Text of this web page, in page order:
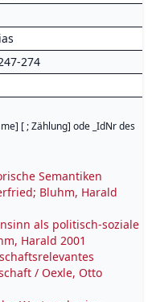
274
[ ; Zählung] ode _IdNr des
Semantiken
Bluhm, Harald
als politisch-soziale
Harald 2001
/ Oexle, Otto